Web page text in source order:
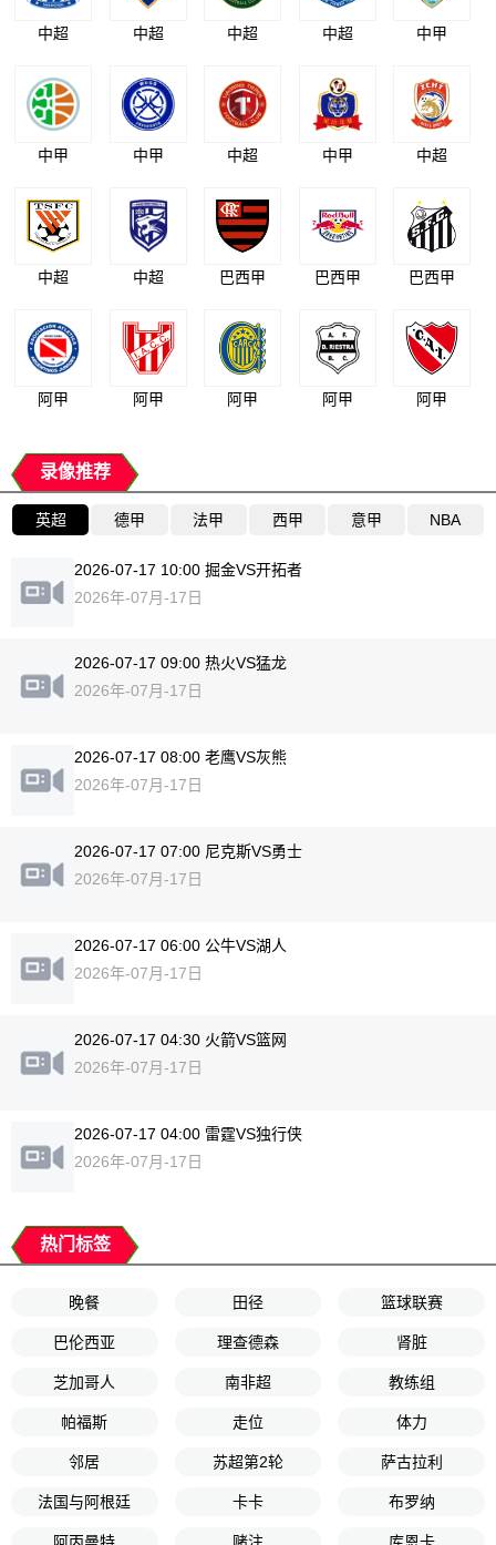
中超 中超 中超 中超 中甲
中甲 中甲 中超 中甲 中超
中超 中超 巴西甲 巴西甲 巴西甲
阿甲 阿甲 阿甲 阿甲 阿甲
录像推荐
英超 德甲 法甲 西甲 意甲 NBA
2026-07-17 10:00 掘金VS开拓者
2026年-07月-17日
2026-07-17 09:00 热火VS猛龙
2026年-07月-17日
2026-07-17 08:00 老鹰VS灰熊
2026年-07月-17日
2026-07-17 07:00 尼克斯VS勇士
2026年-07月-17日
2026-07-17 06:00 公牛VS湖人
2026年-07月-17日
2026-07-17 04:30 火箭VS篮网
2026年-07月-17日
2026-07-17 04:00 雷霆VS独行侠
2026年-07月-17日
热门标签
晚餐 田径 篮球联赛
巴伦西亚 理查德森 肾脏
芝加哥人 南非超 教练组
帕福斯 走位 体力
邻居 苏超第2轮 萨古拉利
法国与阿根廷 卡卡 布罗纳
阿丙曼特 赌注 库恩卡